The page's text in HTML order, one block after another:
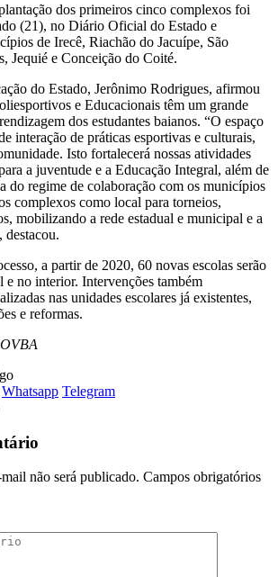
dos primeiros cinco complexos foi
(21), no Diário Oficial do Estado e
de Irecê, Riachão do Jacuípe, São
Jequié e Conceição do Coité.
do Estado, Jerônimo Rodrigues, afirmou
e Educacionais têm um grande
dos estudantes baianos. “O espaço
interação de práticas esportivas e culturais,
Isto fortalecerá nossas atividades
a juventude e a Educação Integral, além de
do regime de colaboração com os municípios
complexos como local para torneios,
mobilizando a rede estadual e municipal e a
destacou.
a partir de 2020, 60 novas escolas serão
e no interior. Intervenções também
nas unidades escolares já existentes,
e reformas.
Whatsapp Telegram
não será publicado. Campos obrigatórios